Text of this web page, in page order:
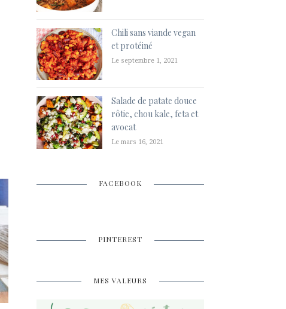
Chili sans viande vegan
et protéiné
Le septembre 1, 2021
Salade de patate douce
rôtie, chou kale, feta et
avocat
Le mars 16, 2021
FACEBOOK
PINTEREST
MES VALEURS